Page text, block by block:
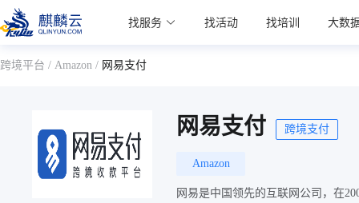
麒麟学院
Kylin Academy 找服务 找活动 找培训 大数
跨境平台 / Amazon / 网易支付
网易支付 跨境支付
Amazon
网易是中国领先的互联网公司，在